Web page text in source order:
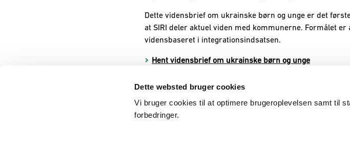
Dette websted bruger cookies
Vi bruger cookies til at optimere brugeroplevelsen samt til
forbedringer.
Dette vidensbrief om ukrainske børn og unge er det
at SIRI deler aktuel viden med kommunerne. Formålet
vidensbaseret i integrationsindsatsen.
Hent vidensbrief om ukrainske børn og unge
Behandling af personoplysninger